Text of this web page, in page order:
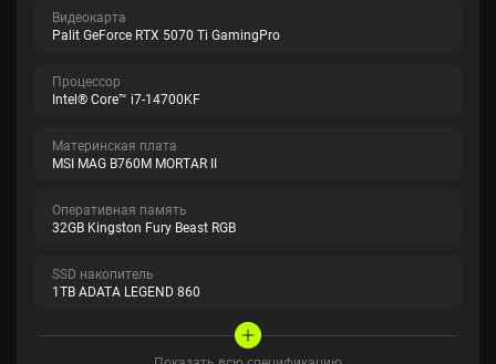
Видеокарта
Palit GeForce RTX 5070 Ti GamingPro
Процессор
Intel® Core™ i7-14700KF
Материнская плата
MSI MAG B760M MORTAR II
Оперативная память
32GB Kingston Fury Beast RGB
SSD накопитель
1TB ADATA LEGEND 860